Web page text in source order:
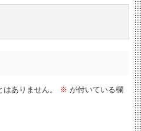
ありません。 ※ が付いている欄